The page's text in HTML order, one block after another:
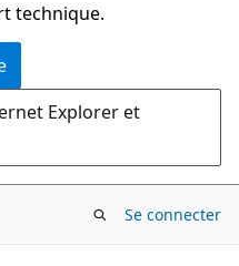
technique.
Explorer et
Se connecter